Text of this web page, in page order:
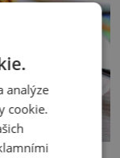
analýze
cookie.